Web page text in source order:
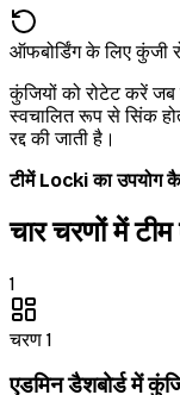
ऑफबोर्डिंग के लिए कुंजी
कुंजियों को रोटेट करें
स्वचालित रूप से सिंक
रद्द की जाती है।
टीमें Locki का उपयोग
चार चरणों में
1
चरण 1
एडमिन डैशबोर्ड में